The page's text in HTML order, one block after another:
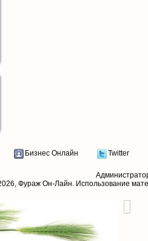
Бизнес Онлайн Twitter
Фураж Он-Лайн. Использование